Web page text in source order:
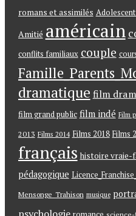
romans et assimilés
Amitié américain
conflits familiaux couple
dramatique film
film grand public film indé Film
2013 Films 2014 Films 2018 Films
français histoire vraie-
pédagogique
Mensonge_Trahison musique